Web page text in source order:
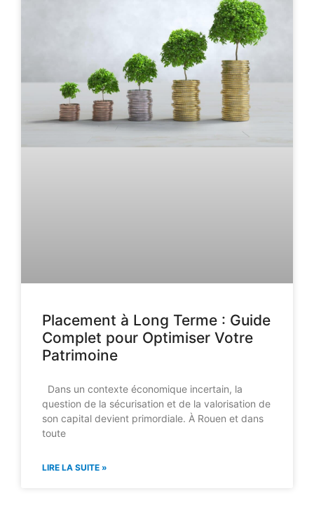
Placement à Long Terme : Guide
Complet pour Optimiser Votre
Patrimoine
Dans un contexte économique incertain, la
question de la sécurisation et de la valorisation de
son capital devient primordiale. À Rouen et dans
toute
LIRE LA SUITE »